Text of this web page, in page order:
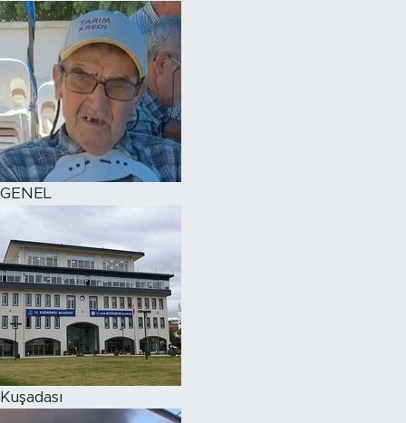
GENEL
Kuşadası